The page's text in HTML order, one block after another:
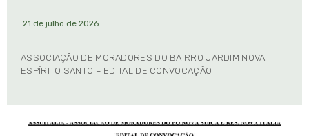
21 de julho de 2026
ASSOCIAÇÃO DE MORADORES DO BAIRRO JARDIM NOVA
ESPÍRITO SANTO – EDITAL DE CONVOCAÇÃO